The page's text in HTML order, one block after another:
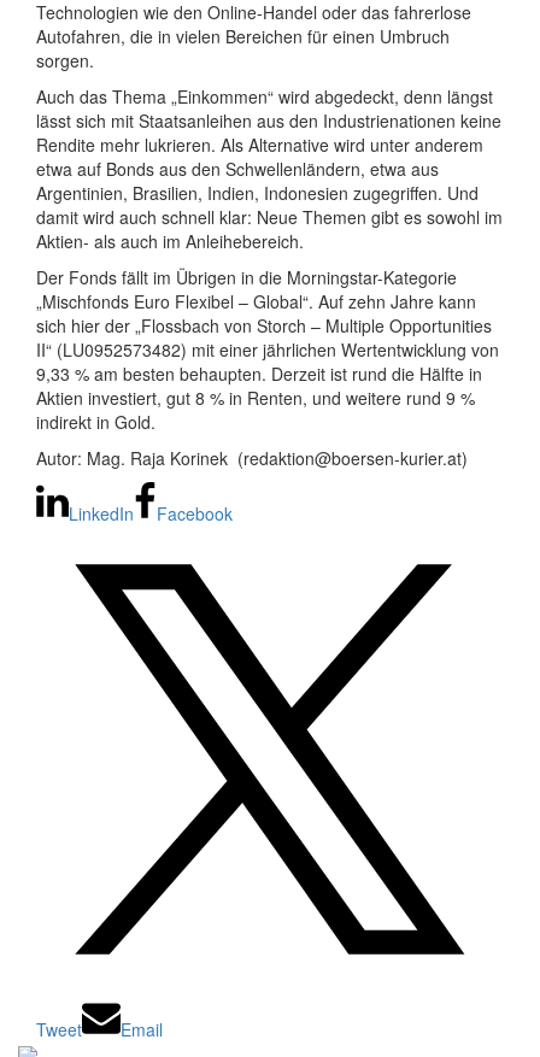
Technologien wie den Online-Handel oder das fahrerlose
Autofahren, die in vielen Bereichen für einen Umbruch
sorgen.
Auch das Thema „Einkommen“ wird abgedeckt, denn längst
lässt sich mit Staatsanleihen aus den Industrienationen keine
Rendite mehr lukrieren. Als Alternative wird unter anderem
etwa auf Bonds aus den Schwellenländern, etwa aus
Argentinien, Brasilien, Indien, Indonesien zugegriffen. Und
damit wird auch schnell klar: Neue Themen gibt es sowohl im
Aktien- als auch im Anleihebereich.
Der Fonds fällt im Übrigen in die Morningstar-Kategorie
„Mischfonds Euro Flexibel – Global“. Auf zehn Jahre kann
sich hier der „Flossbach von Storch – Multiple Opportunities
II“ (LU0952573482) mit einer jährlichen Wertentwicklung von
9,33 % am besten behaupten. Derzeit ist rund die Hälfte in
Aktien investiert, gut 8 % in Renten, und weitere rund 9 %
indirekt in Gold.
Autor: Mag. Raja Korinek (redaktion@boersen-kurier.at)
LinkedIn Facebook
Tweet Email